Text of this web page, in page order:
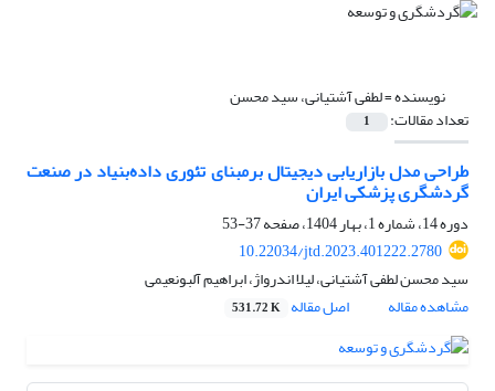
نویسنده =لطفی آشتیانی، سید محسن
تعداد مقالات: 1
طراحی مدل بازاریابی دیجیتال برمبنای تئوری داده‌بنیاد در صنعت
گردشگری پزشکی ایران
دوره 14، شماره 1، بهار 1404، صفحه
37-53
10.22034/jtd.2023.401222.2780
سید محسن لطفی آشتیانی، لیلا اندرواژ، ابراهیم آلبونعیمی
مشاهده مقاله
اصل مقاله 531.72 K